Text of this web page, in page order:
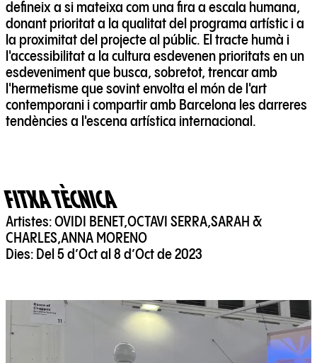
defineix a si mateixa com una fira a escala humana,
donant prioritat a la qualitat del programa artístic i a
la proximitat del projecte al públic. El tracte humà i
l'accessibilitat a la cultura esdevenen prioritats en un
esdeveniment que busca, sobretot, trencar amb
l'hermetisme que sovint envolta el món de l'art
contemporani i compartir amb Barcelona les darreres
tendències a l'escena artística internacional.
FITXA TÈCNICA
Artistes:OVIDI BENET ,OCTAVI SERRA,SARAH &
CHARLES,ANNA MORENO
Dies: Del 5 d’Oct al 8 d’Oct de 2023